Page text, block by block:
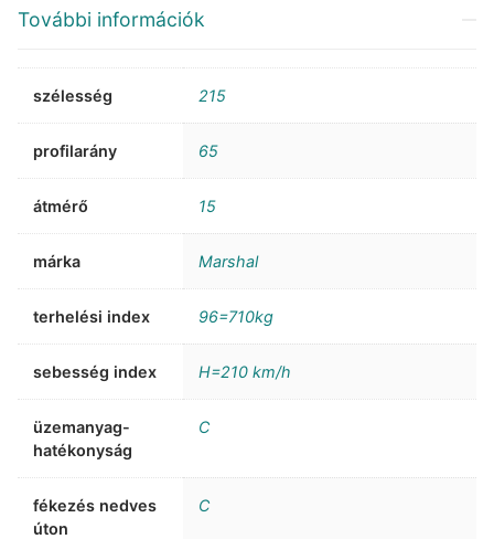
További információk
szélesség 215
profilarány 65
átmérő 15
márka Marshal
terhelési index 96=710kg
sebesség index H=210 km/h
üzemanyag-
hatékonyság
C
fékezés nedves
úton
C